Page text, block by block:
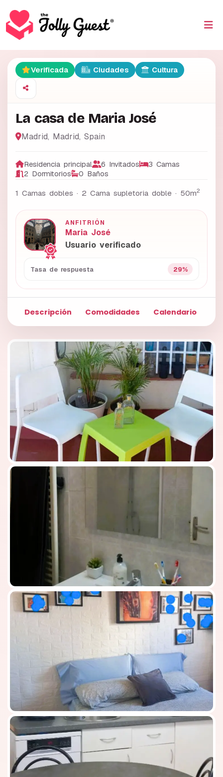
Verificada Ciudades Cultura
La casa de Maria José
Madrid, Madrid, Spain
Residencia principal 6 Invitados
3 Camas
2 Dormitorios
0 Baños
1 Camas dobles · 2 Cama supletoria doble · 50m2
ANFITRIÓN
Maria José
Usuario verificado
Tasa de respuesta 29%
Descripción Comodidades Calendario